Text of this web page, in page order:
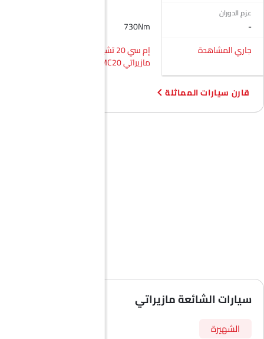
عزم الدوران
-
730Nm
جاري المشاهدة
مازيراتي MC20
قارن سيارات المماثلة
سيارات الشائعة مازيراتي
الشهيرة